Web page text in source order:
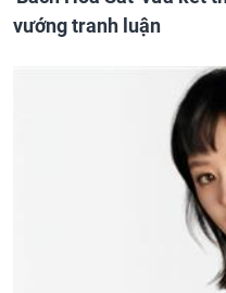
vướng tranh luận